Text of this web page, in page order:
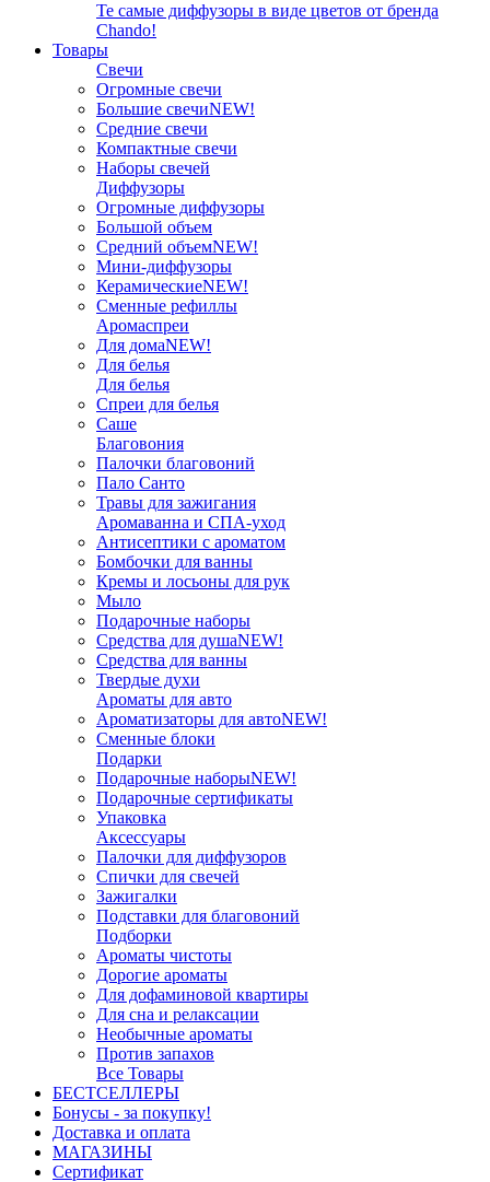
Те самые диффузоры в виде цветов от бренда
Chando!
Товары
Свечи
Огромные свечи
Большие свечиNEW!
Средние свечи
Компактные свечи
Наборы свечей
Диффузоры
Огромные диффузоры
Большой объем
Средний объемNEW!
Мини-диффузоры
КерамическиеNEW!
Сменные рефиллы
Аромаспреи
Для домаNEW!
Для белья
Для белья
Спреи для белья
Саше
Благовония
Палочки благовоний
Пало Санто
Травы для зажигания
Аромаванна и СПА-уход
Антисептики с ароматом
Бомбочки для ванны
Кремы и лосьоны для рук
Мыло
Подарочные наборы
Средства для душаNEW!
Средства для ванны
Твердые духи
Ароматы для авто
Ароматизаторы для автоNEW!
Сменные блоки
Подарки
Подарочные наборыNEW!
Подарочные сертификаты
Упаковка
Аксессуары
Палочки для диффузоров
Спички для свечей
Зажигалки
Подставки для благовоний
Подборки
Ароматы чистоты
Дорогие ароматы
Для дофаминовой квартиры
Для сна и релаксации
Необычные ароматы
Против запахов
Все Товары
БЕСТСЕЛЛЕРЫ
Бонусы - за покупку!
Доставка и оплата
МАГАЗИНЫ
Cертификат